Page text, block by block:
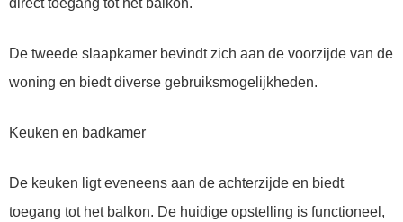
De tweede slaapkamer bevindt zich aan de voorzijde van de
woning en biedt diverse gebruiksmogelijkheden.
Keuken en badkamer
De keuken ligt eveneens aan de achterzijde en biedt
toegang tot het balkon. De huidige opstelling is functioneel,